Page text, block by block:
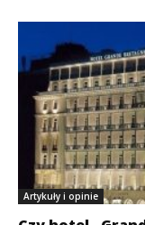
Artykuły i opinie